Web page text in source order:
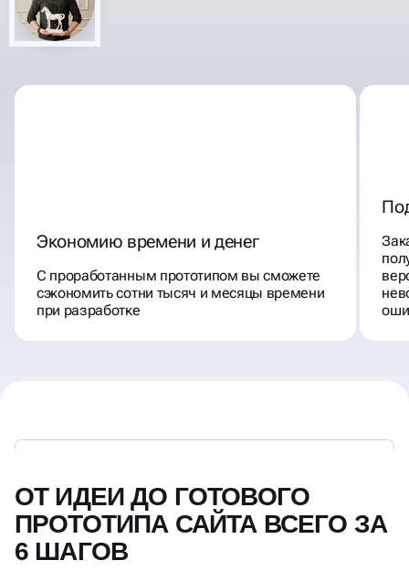
Экономию времени и денег
С проработанным прототипом вы сможете
сэкономить сотни тысяч и месяцы времени
при разработке
ОТ ИДЕИ ДО ГОТОВОГО
ПРОТОТИПА САЙТА ВСЕГО ЗА
6 ШАГОВ